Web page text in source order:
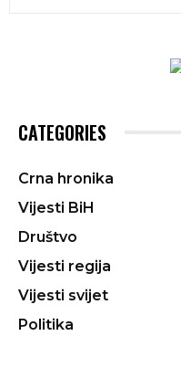
CATEGORIES
Crna hronika
Vijesti BiH
Društvo
Vijesti regija
Vijesti svijet
Politika